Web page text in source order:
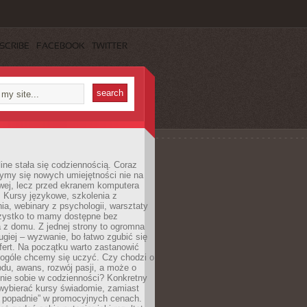
FACEBOOK TWITTER
stała się codziennością. Coraz
się nowych umiejętności nie na
lecz przed ekranem komputera
Kursy językowe, szkolenia z
webinary z psychologii, warsztaty
to mamy dostępne bez
z domu. Z jednej strony to ogromna
– wyzwanie, bo łatwo zgubić się
Na początku warto zastanowić
chcemy się uczyć. Czy chodzi o
awans, rozwój pasji, a może o
sobie w codzienności? Konkretny
kursy świadomie, zamiast
popadnie” w promocyjnych cenach.